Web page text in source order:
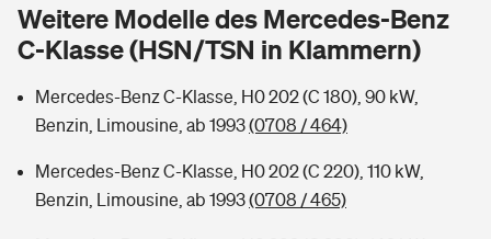
Wer versichert was: Jetzt Versicherer finden
Sie haben Fragen?
Musikinstrumentenversicherung
Weitere Modelle des Mercedes-Benz
C-Klasse (HSN/TSN in Klammern)
Mercedes-Benz C-Klasse, H0 202 (C 180), 90 kW,
Benzin, Limousine, ab 1993(0708 / 464)
Mercedes-Benz C-Klasse, H0 202 (C 220), 110 kW,
Benzin, Limousine, ab 1993(0708 / 465)